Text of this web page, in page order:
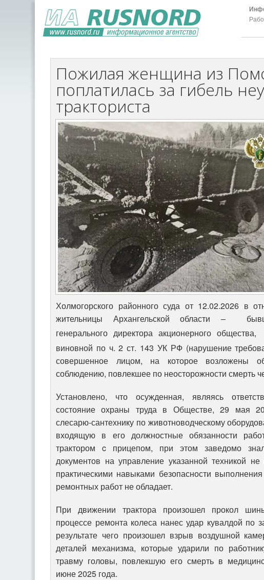
Пожилая женщина из
поплатилась за гибель
тракториста
Холмогорского районного суда от 12.02.2026 в
жительницы Архангельской области –
генерального директора акционерного общества,
виновной по ч. 2 ст. 143 УК РФ (нарушение
совершенное лицом, на которое возложены
соблюдению, повлекшее по неосторожности смерть
Установлено, что осужденная, являясь
состояние охраны труда в Обществе, 29 мая
слесарю-сантехнику по животноводческому
входящую в его должностные обязанности
трактором c прицепом, при этом заведомо
документов на управление указанной техникой
практическими навыками безопасности
ремонтных работ не обладает.
При движении трактора произошел прокол
процессе ремонта колеса нанес удар кувалдой по
результате чего произошел взрыв воздушной
деталей механизма, которые ударили по
травму головы, повлекшую его смерть в
июне 2025 года.